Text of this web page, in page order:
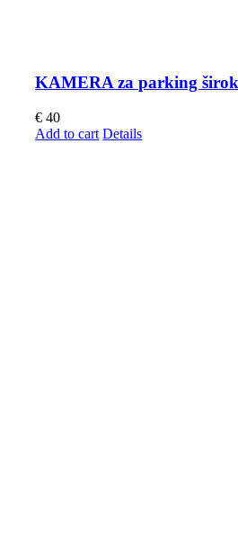
KAMERA za parking
€ 40
Add to cart Details